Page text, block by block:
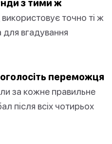
з тими ж
точно ті ж
вгадування
переможця
за кожне правильне
після всіх чотирьох